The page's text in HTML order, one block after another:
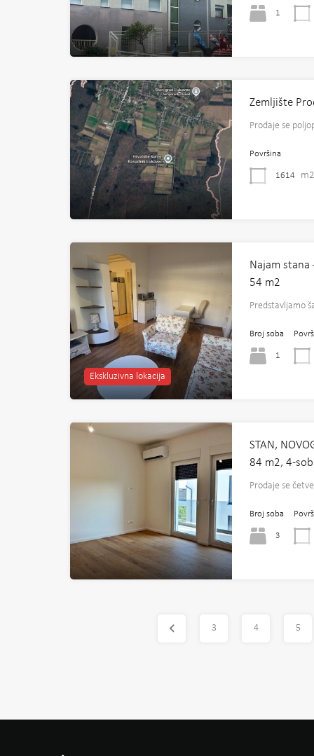
1
Zemljište
Prodaje se
Površina
1614
Ekskluzivna lokacija
Najam stana
54 m2
Predstavljamo
Broj soba
1
STAN,
84 m2, 4-
Prodaje se
Broj soba
3
3 4 5